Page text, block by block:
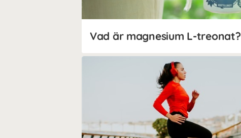
Vad är magnesium L-treonat?